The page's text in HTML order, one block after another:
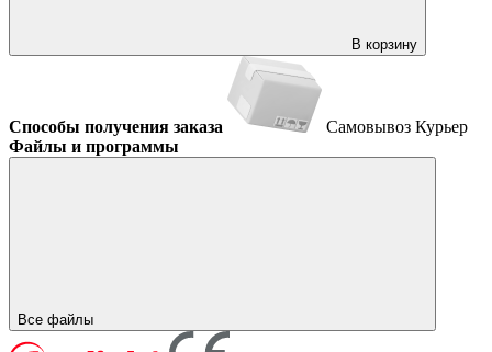
В корзину
Способы получения заказа Самовывоз Курьер
Файлы и программы
Все файлы